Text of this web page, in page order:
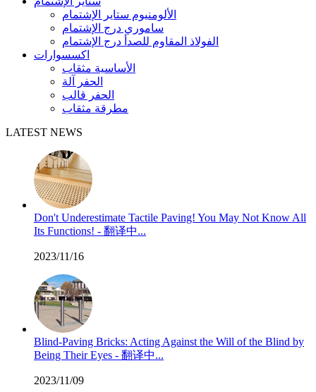
الألومنيوم ستاير الإشتمام
ساموري درج الإشتمام
الفولاذ المقاوم للصدأ درج الإشتمام
اكسسوارات
الأساسية مثقاب
الحفر آلة
الحفر قالب
مطرقة مثقاب
LATEST NEWS
Don't Underestimate Tactile Paving! You May Not Know All
Its Functions! - 翻译中...
2023/11/16
Blind-Paving Bricks: Acting Against the Will of the Blind by
Being Their Eyes - 翻译中...
2023/11/09